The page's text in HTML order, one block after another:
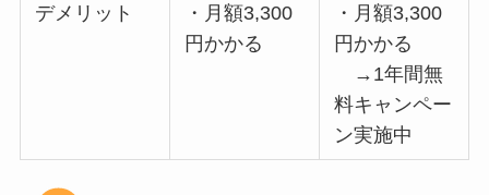
デメリット
・月額3,300
円かかる
・月額3,300
円かかる
→1年間無
料キャンペー
ン実施中